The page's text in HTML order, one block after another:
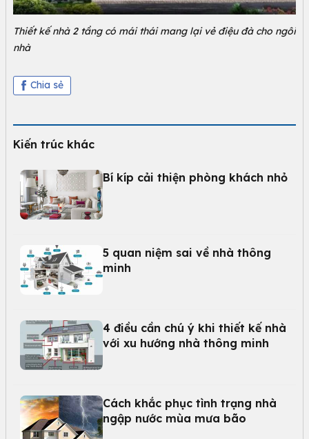
Thiết kế nhà 2 tầng có mái thái mang lại vẻ điệu đà cho ngôi
nhà
Chia sẻ
Kiến trúc khác
Bí kíp cải thiện phòng khách nhỏ
5 quan niệm sai về nhà thông
minh
4 điều cần chú ý khi thiết kế nhà
với xu hướng nhà thông minh
Cách khắc phục tình trạng nhà
ngập nước mùa mưa bão